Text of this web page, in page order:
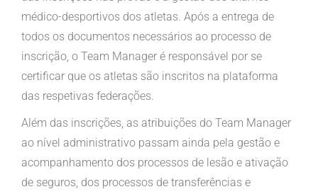
médico-desportivos dos atletas. Após a entrega de
todos os documentos necessários ao processo de
inscrição, o Team Manager é responsável por se
certificar que os atletas são inscritos na plataforma
das respetivas federações.
Além das inscrições, as atribuições do Team Manager
ao nível administrativo passam ainda pela gestão e
acompanhamento dos processos de lesão e ativação
de seguros, dos processos de transferências e